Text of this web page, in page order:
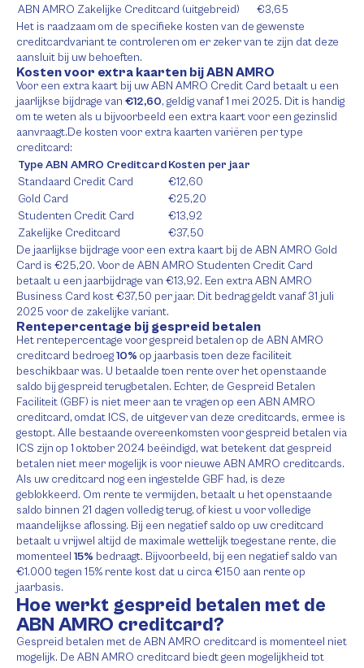
ABN AMRO Zakelijke Creditcard (uitgebreid)
€3,65
Het is raadzaam om de specifieke kosten van de gewenste
creditcardvariant te controleren om er zeker van te zijn dat deze
aansluit bij uw behoeften.
Kosten voor extra kaarten bij ABN AMRO
Voor een extra kaart bij uw ABN AMRO Credit Card betaalt u een
jaarlijkse bijdrage van €12,60, geldig vanaf 1 mei 2025. Dit is handig
om te weten als u bijvoorbeeld een extra kaart voor een gezinslid
aanvraagt.De kosten voor extra kaarten variëren per type
creditcard:
Type ABN AMRO CreditcardKosten per jaar
Standaard Credit Card
€12,60
Gold Card
€25,20
Studenten Credit Card
€13,92
Zakelijke Creditcard
€37,50
De jaarlijkse bijdrage voor een extra kaart bij de ABN AMRO Gold
Card is €25,20. Voor de ABN AMRO Studenten Credit Card
betaalt u een jaarbijdrage van €13,92. Een extra ABN AMRO
Business Card kost €37,50 per jaar. Dit bedrag geldt vanaf 31 juli
2025 voor de zakelijke variant.
Rentepercentage bij gespreid betalen
Het rentepercentage voor gespreid betalen op de ABN AMRO
creditcard bedroeg10% op jaarbasis toen deze faciliteit
beschikbaar was. U betaalde toen rente over het openstaande
saldo bij gespreid terugbetalen. Echter, de Gespreid Betalen
Faciliteit (GBF) is niet meer aan te vragen op een ABN AMRO
creditcard, omdat ICS, de uitgever van deze creditcards, ermee is
gestopt. Alle bestaande overeenkomsten voor gespreid betalen via
ICS zijn op 1 oktober 2024 beëindigd, wat betekent dat gespreid
betalen niet meer mogelijk is voor nieuwe ABN AMRO creditcards.
Als uw creditcard nog een ingestelde GBF had, is deze
geblokkeerd. Om rente te vermijden, betaalt u het openstaande
saldo binnen 21 dagen volledig terug, of kiest u voor volledige
maandelijkse aflossing. Bij een negatief saldo op uw creditcard
betaalt u vrijwel altijd de maximale wettelijk toegestane rente, die
momenteel 15% bedraagt. Bijvoorbeeld, bij een negatief saldo van
€1.000 tegen 15% rente kost dat u circa €150 aan rente op
jaarbasis.
Hoe werkt gespreid betalen met de
ABN AMRO creditcard?
Gespreid betalen met de ABN AMRO creditcard is momenteel niet
mogelijk. De ABN AMRO creditcard biedt geen mogelijkheid tot